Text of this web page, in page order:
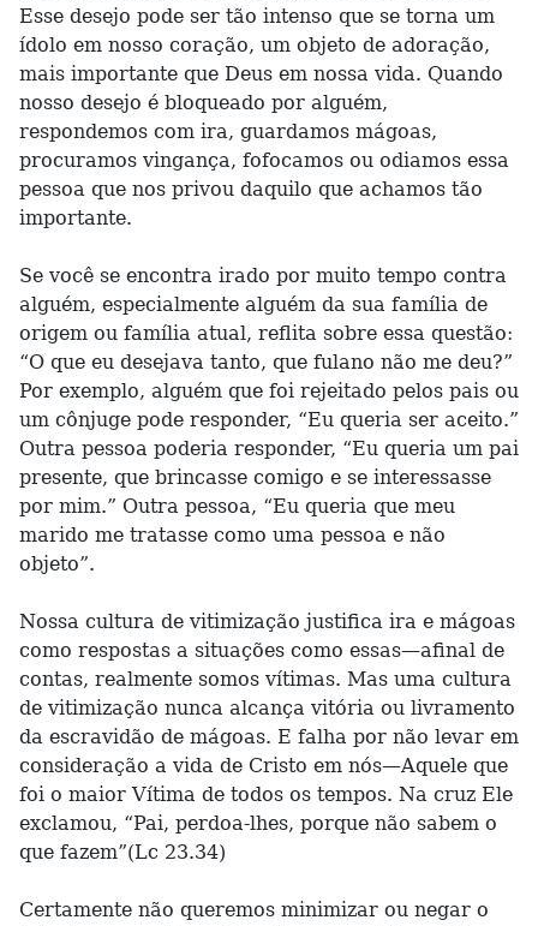
Esse desejo pode ser tão intenso que se torna um
ídolo em nosso coração, um objeto de adoração,
mais importante que Deus em nossa vida. Quando
nosso desejo é bloqueado por alguém,
respondemos com ira, guardamos mágoas,
procuramos vingança, fofocamos ou odiamos essa
pessoa que nos privou daquilo que achamos tão
importante.
Se você se encontra irado por muito tempo contra
alguém, especialmente alguém da sua família de
origem ou família atual, reflita sobre essa questão:
“O que eu desejava tanto, que fulano não me deu?”
Por exemplo, alguém que foi rejeitado pelos pais ou
um cônjuge pode responder, “Eu queria ser aceito.”
Outra pessoa poderia responder, “Eu queria um pai
presente, que brincasse comigo e se interessasse
por mim.” Outra pessoa, “Eu queria que meu
marido me tratasse como uma pessoa e não
objeto”.
Nossa cultura de vitimização justifica ira e mágoas
como respostas a situações como essas—afinal de
contas, realmente somos vítimas. Mas uma cultura
de vitimização nunca alcança vitória ou livramento
da escravidão de mágoas. E falha por não levar em
consideração a vida de Cristo em nós—Aquele que
foi o maior Vítima de todos os tempos. Na cruz Ele
exclamou, “Pai, perdoa-lhes, porque não sabem o
que fazem”(Lc 23.34)
Certamente não queremos minimizar ou negar o